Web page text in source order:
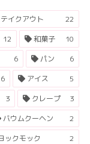
テイクアウト
22
12 和菓子
10
6 パン
6
6 アイス
5
3 クレープ
3
バウムクーヘン
2
ックモック
2